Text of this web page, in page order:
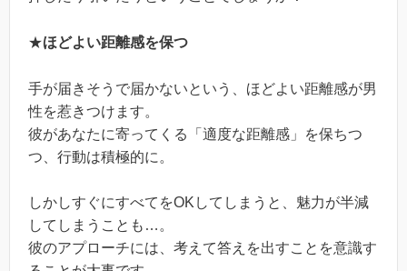
★ほどよい距離感を保つ
手が届きそうで届かないという、ほどよい距離感が男
性を惹きつけます。
彼があなたに寄ってくる「適度な距離感」を保ちつ
つ、行動は積極的に。
しかしすぐにすべてをOKしてしまうと、魅力が半減
してしまうことも…。
彼のアプローチには、考えて答えを出すことを意識す